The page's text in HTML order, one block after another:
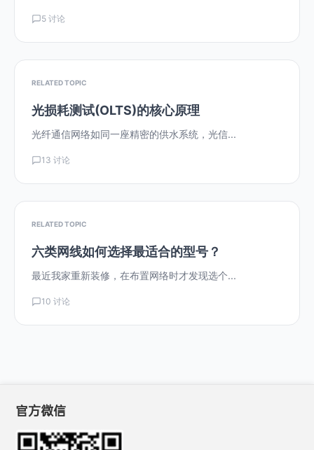
5 讨论
RELATED TOPIC
光损耗测试(OLTS)的核心原理
光纤通信网络如同一座精密的供水系统，光信...
13 讨论
RELATED TOPIC
六类网线如何选择最适合的型号？
最近我家重新装修，在布置网络时才发现选个...
10 讨论
官方微信